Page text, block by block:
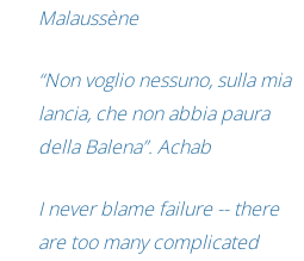
Malaussène
“Non voglio nessuno, sulla mia
lancia, che non abbia paura
della Balena”. Achab
I never blame failure -- there
are too many complicated